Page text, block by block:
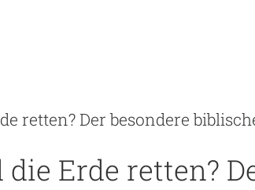
retten? Der besondere
Erde retten?